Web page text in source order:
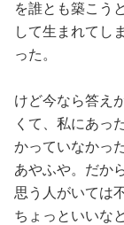
を誰とも築こう
して生まれてし
った。
けど今なら答え
くて、私にあっ
かっていなかっ
あやふや。だか
思う人がいては
ちょっといいな